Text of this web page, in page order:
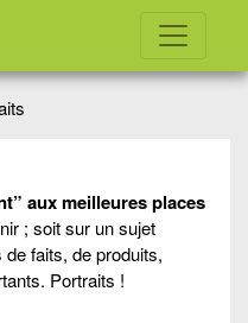
aux meilleures places
; soit sur un sujet
de faits, de produits,
Portraits !